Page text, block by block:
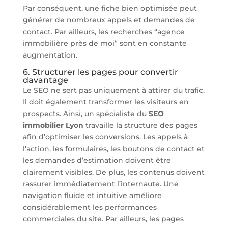
Par conséquent, une fiche bien optimisée peut
générer de nombreux appels et demandes de
contact. Par ailleurs, les recherches “agence
immobilière près de moi” sont en constante
augmentation.
6. Structurer les pages pour convertir
davantage
Le SEO ne sert pas uniquement à attirer du trafic.
Il doit également transformer les visiteurs en
prospects. Ainsi, un spécialiste du SEO
immobilier Lyon travaille la structure des pages
afin d’optimiser les conversions. Les appels à
l’action, les formulaires, les boutons de contact et
les demandes d’estimation doivent être
clairement visibles. De plus, les contenus doivent
rassurer immédiatement l’internaute. Une
navigation fluide et intuitive améliore
considérablement les performances
commerciales du site. Par ailleurs, les pages